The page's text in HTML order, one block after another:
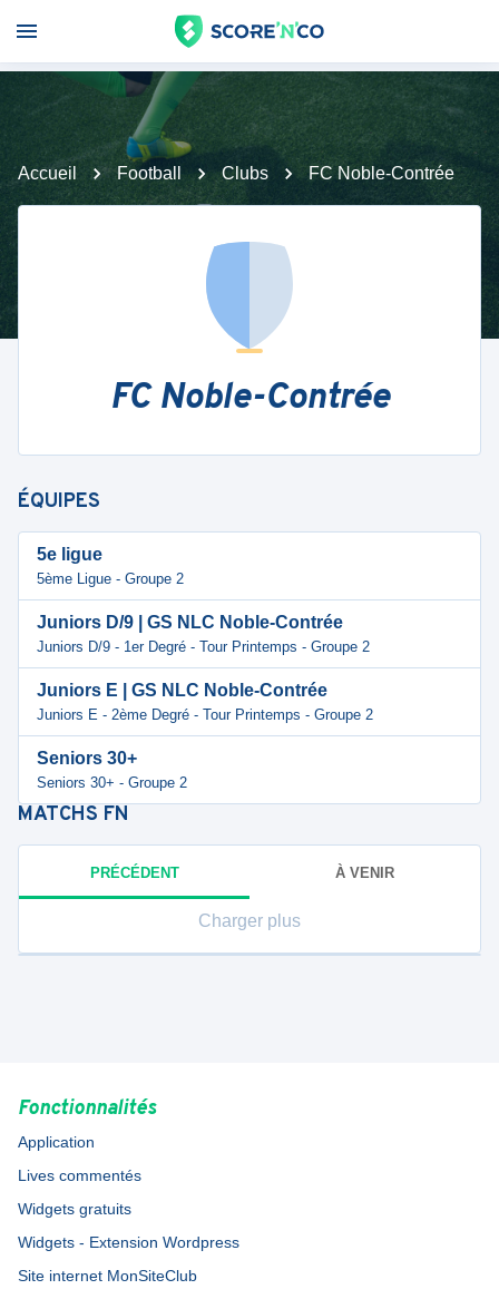
Accueil Football Clubs FC Noble-Contrée
FC Noble-Contrée
ÉQUIPES
5e ligue
5ème Ligue - Groupe 2
Juniors D/9 | GS NLC Noble-Contrée
Juniors D/9 - 1er Degré - Tour Printemps - Groupe 2
Juniors E | GS NLC Noble-Contrée
Juniors E - 2ème Degré - Tour Printemps - Groupe 2
Seniors 30+
Seniors 30+ - Groupe 2
MATCHS FN
PRÉCÉDENT À VENIR
Charger plus
Fonctionnalités
Application
Lives commentés
Widgets gratuits
Widgets - Extension Wordpress
Site internet MonSiteClub